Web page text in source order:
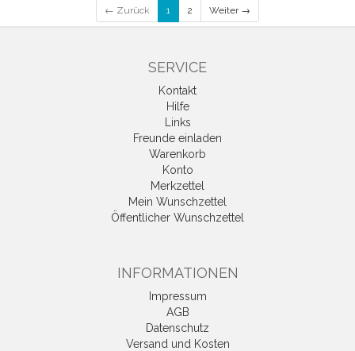
← Zurück 1 2 Weiter →
SERVICE
Kontakt
Hilfe
Links
Freunde einladen
Warenkorb
Konto
Merkzettel
Mein Wunschzettel
Öffentlicher Wunschzettel
INFORMATIONEN
Impressum
AGB
Datenschutz
Versand und Kosten